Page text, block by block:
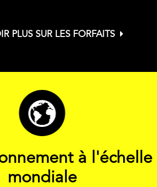
PLUS SUR LES FORFAITS
à l'échelle
mondiale